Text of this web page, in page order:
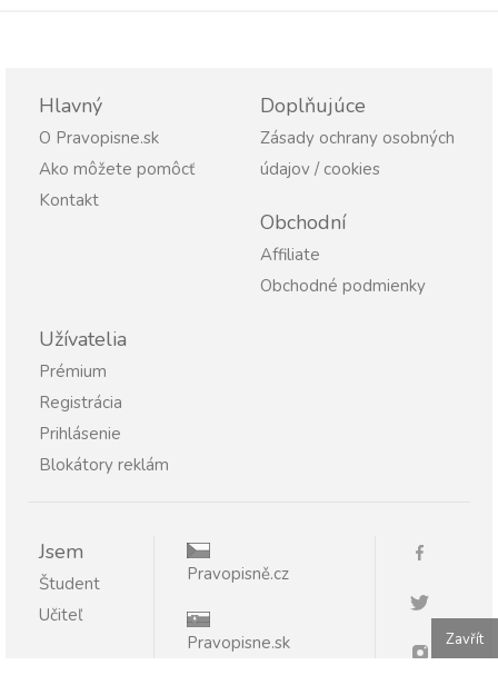
Hlavný
O Pravopisne.sk
Ako môžete pomôcť
Kontakt
Doplňujúce
Zásady ochrany osobných
údajov / cookies
Obchodní
Affiliate
Obchodné podmienky
Užívatelia
Prémium
Registrácia
Prihlásenie
Blokátory reklám
Jsem
Študent
Učiteľ
Pravopisně.cz
Pravopisne.sk Zavřít